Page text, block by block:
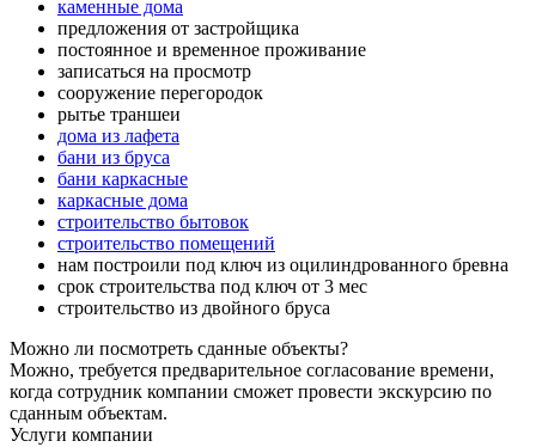
каменные дома
предложения от застройщика
постоянное и временное проживание
записаться на просмотр
сооружение перегородок
рытье траншеи
дома из лафета
бани из бруса
бани каркасные
каркасные дома
строительство бытовок
строительство помещений
нам построили под ключ из оцилиндрованного бревна
срок строительства под ключ от 3 мес
строительство из двойного бруса
Можно ли посмотреть сданные объекты?
Можно, требуется предварительное согласование времени,
когда сотрудник компании сможет провести экскурсию по
сданным объектам.
Услуги компании